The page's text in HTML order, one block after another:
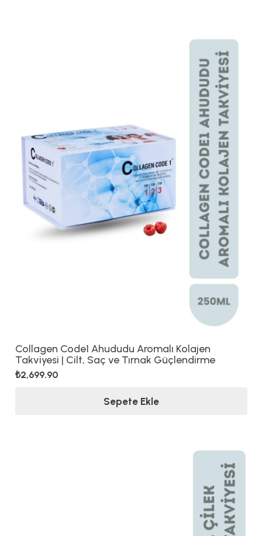
Collagen Code1 Ahududu Aromalı Kolajen
Takviyesi | Cilt, Saç ve Tırnak Güçlendirme
₺2,699.90
Sepete Ekle